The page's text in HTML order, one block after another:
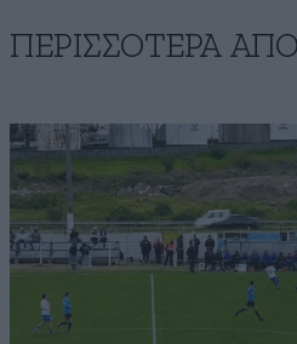
ΠΕΡΙΣΣΟΤΕΡΑ